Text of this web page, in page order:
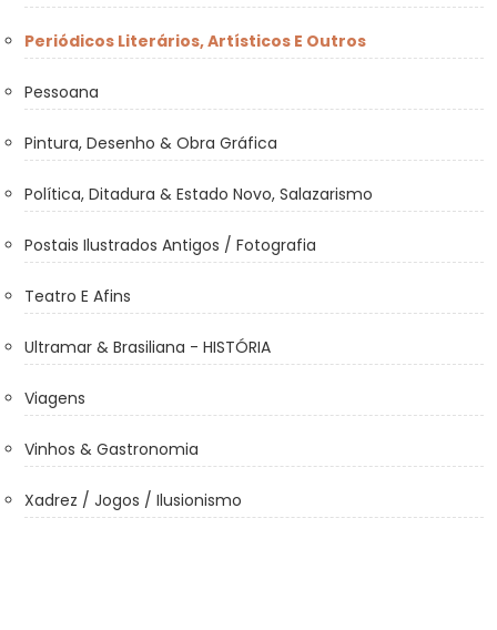
Periódicos Literários, Artísticos E Outros
Pessoana
Pintura, Desenho & Obra Gráfica
Política, Ditadura & Estado Novo, Salazarismo
Postais Ilustrados Antigos / Fotografia
Teatro E Afins
Ultramar & Brasiliana - HISTÓRIA
Viagens
Vinhos & Gastronomia
Xadrez / Jogos / Ilusionismo